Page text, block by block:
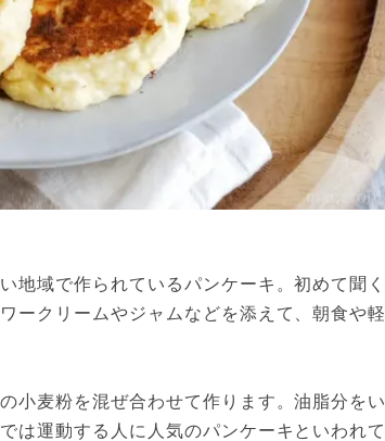
地域で作られているパンケーキ。初めて聞く
ークリームやジャムなどを添えて、朝食や軽
小麦粉を混ぜ合わせて作ります。油脂分をい
は運動する人に人気のパンケーキといわれて